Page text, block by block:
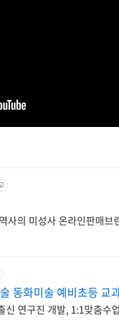
사의 미성사 온라인판매브
동화미술 예비초등 교
신 연구진 개발, 1:1맞춤수